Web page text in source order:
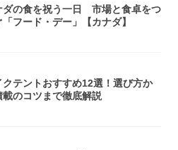
ダの食を祝う一日 市場と食卓をつ
「フード・デー」【カナダ】
クテントおすすめ12選！選び方か
載のコツまで徹底解説